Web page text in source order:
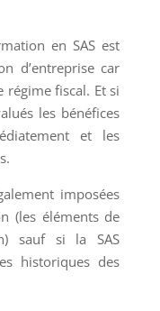
en SAS est
d’entreprise car
régime fiscal. Et si
les bénéfices
et les
imposées
(les éléments de
sauf si la SAS
historiques des